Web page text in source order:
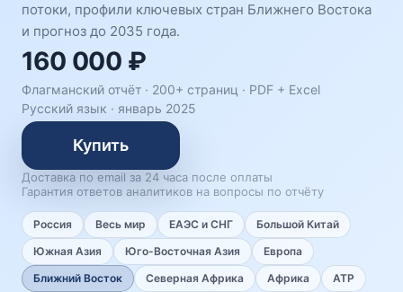
потоки, профили ключевых стран Ближнего Востока
и прогноз до 2035 года.
160 000 ₽
Флагманский отчёт · 200+ страниц · PDF + Excel
Русский язык · январь 2025
Купить
Доставка по email за 24 часа после оплаты
Гарантия ответов аналитиков на вопросы по отчёту
Россия Весь мир ЕАЭС и СНГ
Большой Китай
Южная Азия
Юго-Восточная Азия
Европа
Ближний Восток
Северная Африка Африка
АТР